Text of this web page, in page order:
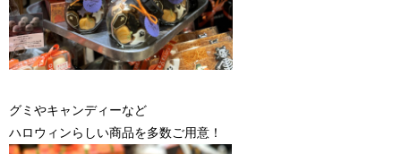
グミやキャンディーなど
ハロウィンらしい商品を多数ご用意！